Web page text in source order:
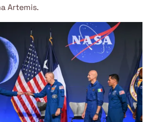
Artemis.